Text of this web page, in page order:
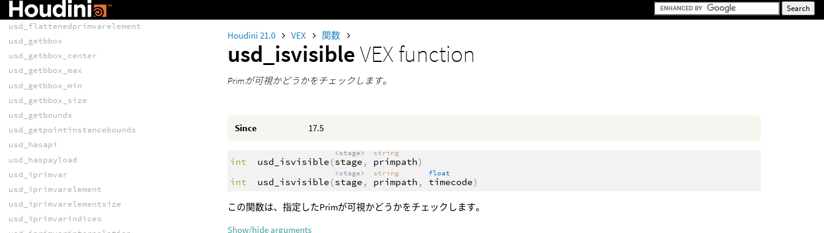
Houdini 21.0 VEX 関数
usd_isvisibleVEX function
Primが可視かどうかをチェックします。
Since 17.5
int usd_isvisible (
<stage>
stage ,
string
primpath)
int
usd_isvisible (
<stage>
stage ,
string
primpath ,
float
timecode)
この関数は、指定したPrimが可視かどうかをチェックします。
Show/hide arguments
usd_flattenedprimvar
usd_flattenedprimvarelement
usd_getbbox
usd_getbbox_center
usd_getbbox_max
usd_getbbox_min
usd_getbbox_size
usd_getbounds
usd_getpointinstancebounds
usd_hasapi
usd_haspayload
usd_iprimvar
usd_iprimvarelement
usd_iprimvarelementsize
usd_iprimvarindices